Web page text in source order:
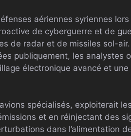
aériennes syriennes
de cyberguerre et de
de radar et de missiles sol-
publiquement, les analystes
électronique avancé et
spécialisés, exploiterait
et en réinjectant des
dans l’alimentation